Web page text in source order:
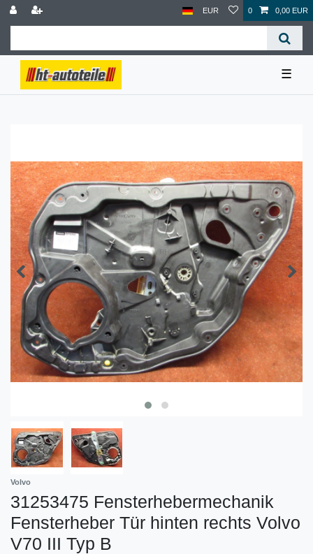
EUR 0 0,00 EUR
☰
Volvo
31253475 Fensterhebermechanik
Fensterheber Tür hinten rechts Volvo
V70 III Typ B